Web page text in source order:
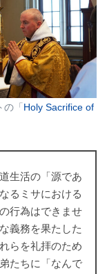
「 Holy Sacrifice of
生活の「源であ
るミサにおける
行為はできませ
義務を果たした
らを礼拝のため
たちに「なんで